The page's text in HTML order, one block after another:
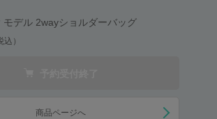
モデル 2wayショルダーバッグ
込）
商品ページへ